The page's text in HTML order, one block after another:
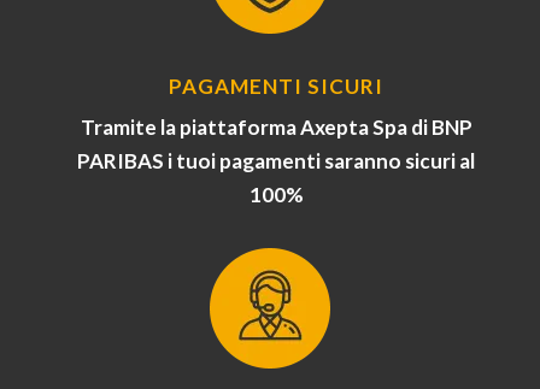
PAGAMENTI SICURI
Tramite la piattaforma Axepta Spa di BNP
PARIBAS i tuoi pagamenti saranno sicuri al
100%